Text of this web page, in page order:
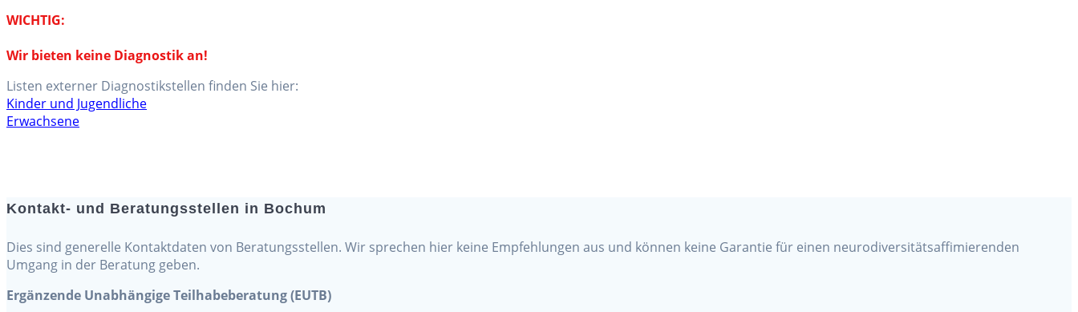
WICHTIG:
Wir bieten keine Diagnostik an!
Listen externer Diagnostikstellen finden Sie hier:
Kinder und Jugendliche
Erwachsene
Kontakt- und Beratungsstellen in Bochum
Dies sind generelle Kontaktdaten von Beratungsstellen. Wir sprechen hier keine Empfehlungen aus und können keine Garantie für einen neurodiversitätsaffimierenden
Umgang in der Beratung geben.
Ergänzende Unabhängige Teilhabeberatung (EUTB)